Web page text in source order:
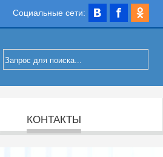
Социальные сети:
КОНТАКТЫ